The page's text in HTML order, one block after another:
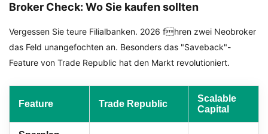
Broker Check: Wo Sie kaufen sollten
Vergessen Sie teure Filialbanken. 2026 fhren zwei Neobroker
das Feld unangefochten an. Besonders das "Saveback"-
Feature von Trade Republic hat den Markt revolutioniert.
Feature Trade Republic
Scalable
Capital